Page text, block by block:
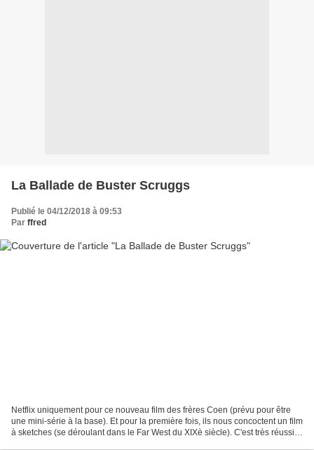
La Ballade de Buster Scruggs
Publié le 04/12/2018 à 09:53
Par ffred
Netflix uniquement pour ce nouveau film des frères Coen (prévu pour être
une mini-série à la base). Et pour la première fois, ils nous concoctent un film
à sketches (se déroulant dans le Far West du XIXè siècle). C'est très réussi.